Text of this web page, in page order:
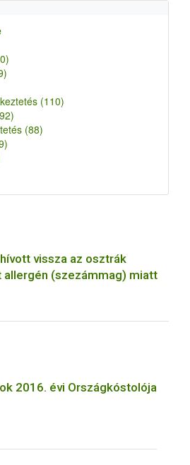
(110)
(88)
vissza az osztrák
(szezámmag) miatt
2016. évi Országkóstolója